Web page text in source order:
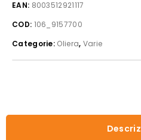
EAN: 8003512921117
COD: 106_9157700
Categorie: Oliera, Varie